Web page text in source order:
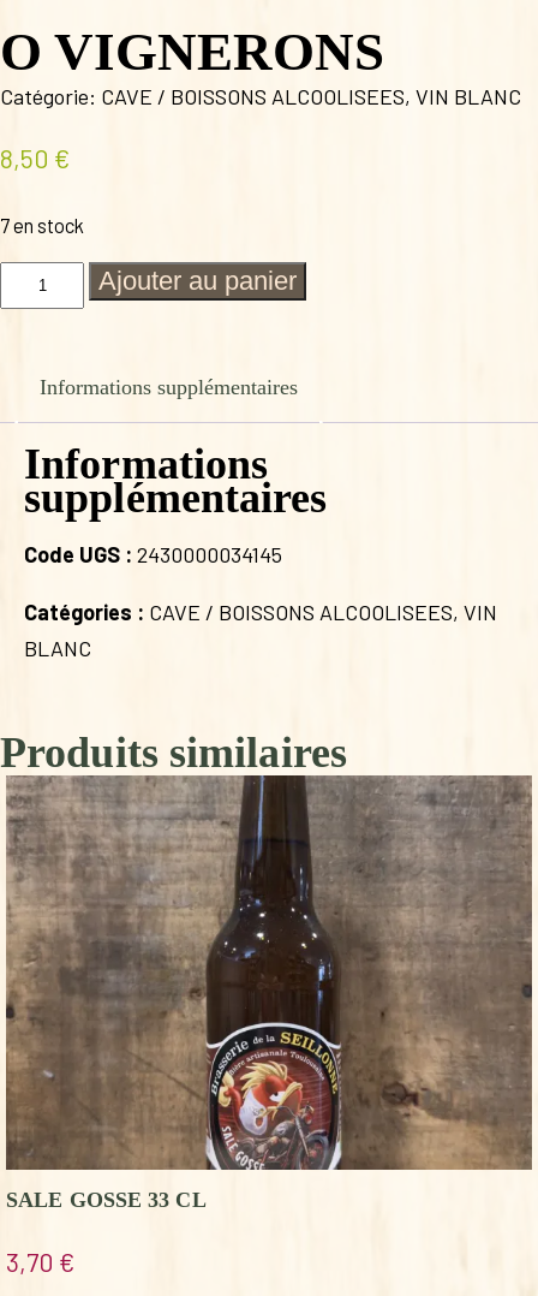
O VIGNERONS
Catégorie: CAVE / BOISSONS ALCOOLISEES, VIN BLANC
8,50 €
7 en stock
quantité
Ajouter au panier
Informations supplémentaires
Informations
supplémentaires
Code UGS : 2430000034145
Catégories : CAVE / BOISSONS ALCOOLISEES, VIN
BLANC
Produits similaires
SALE GOSSE 33 CL
3,70 €